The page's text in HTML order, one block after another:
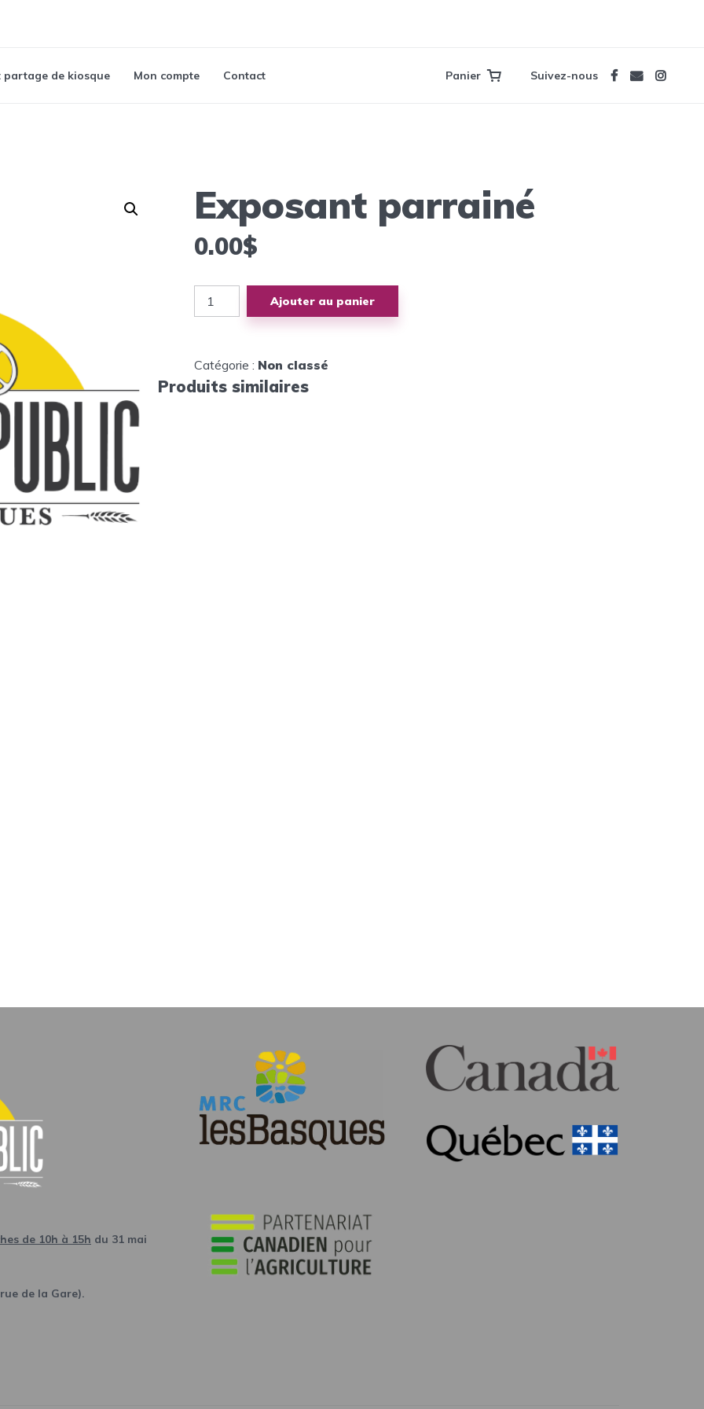
partage de kiosque Mon compte Contact Panier Suivez-nous
Exposant parrainé
0.00$
quantité
Exposant
Ajouter au panier
Catégorie : Non classé
Produits similaires
de 10h à 15h du 31 mai
de la Gare).